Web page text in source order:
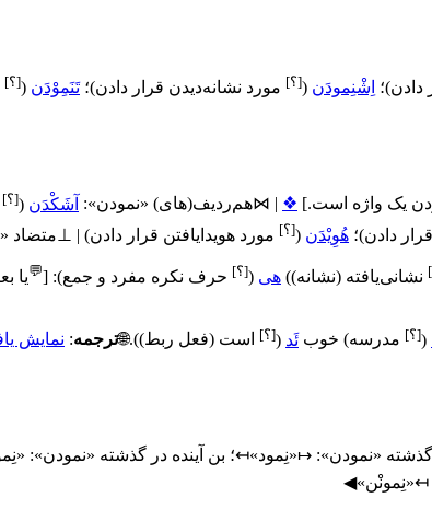
دادن)؛ اِشْنِمودَن ([؟] مورد نشانه‌دیدن قرار دادن)؛تَنَمِوْدَن ([؟]
یک واژه است.]
❖
⋈هم‌ردیف(های) «نمودن»: آشَکْدَن ([؟]
دادن)؛ هُوِیْدَن ([؟] مورد هویدایافتن قرار دادن)
|
⊥ متضاد
نشانی‌یافته (نشانه)) هی ([؟] حرف نکره مفرد و جمع)
:
‌ [
💬یا
([؟] مدرسه) خوبئَد ([؟] است (فعل ربط))
.
🌐ترجمه: نمایش
«نمودن»: ↦«نِمود»↤؛ بن آینده در گذشته «نمودن»:
↤«نِمونْن»◀